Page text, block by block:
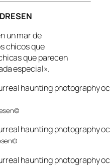
un mar de
chicos que
que parecen
especial».